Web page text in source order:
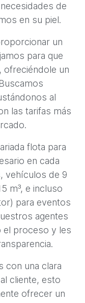
de
en su piel.
un
para que
ofreciéndole un
al
las tarifas más
flota para
en cada
vehículos de 9
m³, e incluso
para eventos
agentes
el proceso y les
con una clara
cliente, esto
ofrecer un